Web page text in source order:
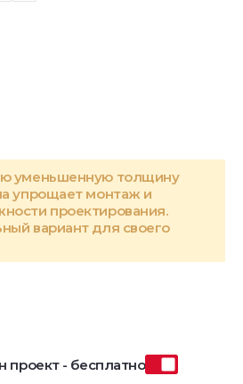
уменьшенную толщину
упрощает монтаж и
проектирования.
вариант для своего
проект - бесплатно